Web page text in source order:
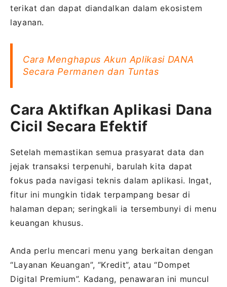
terikat dan dapat diandalkan dalam ekosistem
layanan.
Cara Menghapus Akun Aplikasi DANA
Secara Permanen dan Tuntas
Cara Aktifkan Aplikasi Dana
Cicil Secara Efektif
Setelah memastikan semua prasyarat data dan
jejak transaksi terpenuhi, barulah kita dapat
fokus pada navigasi teknis dalam aplikasi. Ingat,
fitur ini mungkin tidak terpampang besar di
halaman depan; seringkali ia tersembunyi di menu
keuangan khusus.
Anda perlu mencari menu yang berkaitan dengan
“Layanan Keuangan”, “Kredit”, atau “Dompet
Digital Premium”. Kadang, penawaran ini muncul